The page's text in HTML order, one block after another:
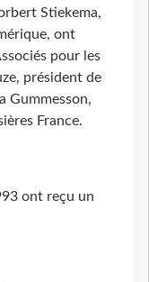
Stiekema,
ont
pour les
président de
Gummesson,
France.
ont reçu un